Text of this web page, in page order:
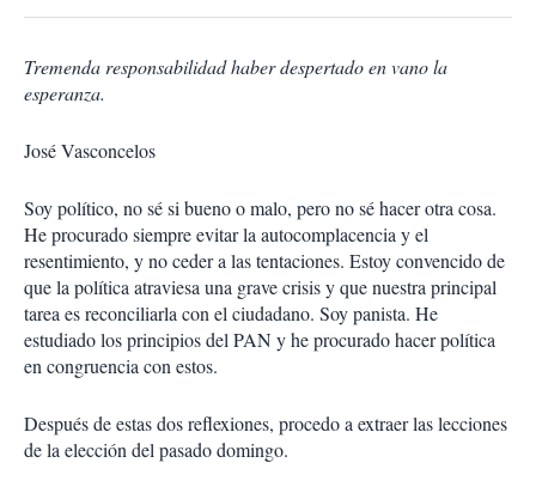
o
a
r
i
Tremenda responsabilidad haber despertado en vano la
esperanza.
José Vasconcelos
Soy político, no sé si bueno o malo, pero no sé hacer otra cosa.
He procurado siempre evitar la autocomplacencia y el
resentimiento, y no ceder a las tentaciones. Estoy convencido de
que la política atraviesa una grave crisis y que nuestra principal
tarea es reconciliarla con el ciudadano. Soy panista. He
estudiado los principios del PAN y he procurado hacer política
en congruencia con estos.
Después de estas dos reflexiones, procedo a extraer las lecciones
de la elección del pasado domingo.